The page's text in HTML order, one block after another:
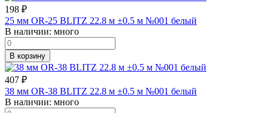
198 ₽
25 мм OR-25 BLITZ 22.8 м ±0.5 м №001 белый
В наличии: много
В корзину
407 ₽
38 мм OR-38 BLITZ 22.8 м ±0.5 м №001 белый
В наличии: много